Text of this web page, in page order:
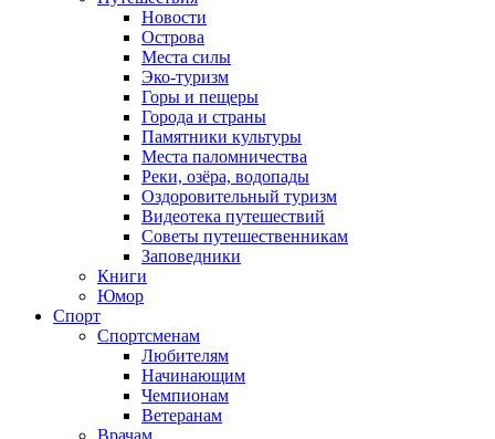
Новости
Острова
Места силы
Эко-туризм
Горы и пещеры
Города и страны
Памятники культуры
Места паломничества
Реки, озёра, водопады
Оздоровительный туризм
Видеотека путешествий
Советы путешественникам
Заповедники
Книги
Юмор
Спорт
Спортсменам
Любителям
Начинающим
Чемпионам
Ветеранам
Врачам